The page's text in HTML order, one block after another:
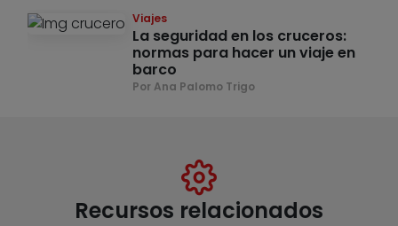
Viajes
La seguridad en los cruceros:
normas para hacer un viaje en
barco
Por Ana Palomo Trigo
Recursos relacionados